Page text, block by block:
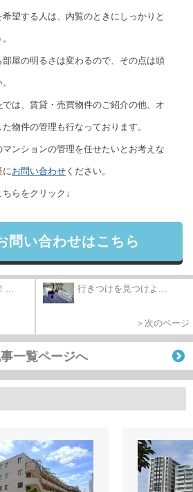
望する人は、内覧のときにしっかりと
屋の明るさは変わるので、その点は頭
では、賃貸・売買物件のご紹介の他、オ
物件の管理も行なっております。
ンションの管理を任せたいとお考えな
に お問い合わせ ください。
らをクリック↓
問い合わせはこちら
... 行きつけを見つけよ...
＞次のページ
一覧ページへ